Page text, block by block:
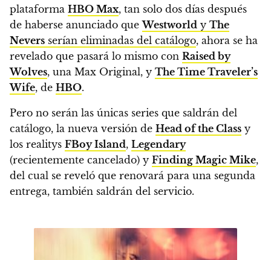
plataforma HBO Max, tan solo dos días después
de haberse anunciado queWestworld y The
Nevers serían eliminadas del catálogo, ahora se ha
revelado que pasará lo mismo con Raised by
Wolves, una Max Original, y The Time Traveler’s
Wife, de HBO.
Pero no serán las únicas series que saldrán del
catálogo, la nueva versión de Head of the Class y
los realitys FBoy Island, Legendary
(recientemente cancelado) y Finding Magic Mike,
del cual se reveló que renovará para una segunda
entrega, también saldrán del servicio.